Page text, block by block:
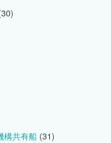
構共有船 (31)